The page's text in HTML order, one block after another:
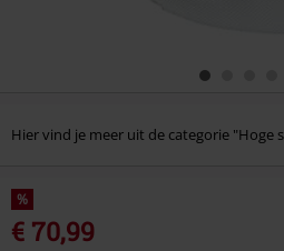
Hier vind je meer uit de categorie "Hoge
%
€ 70,99